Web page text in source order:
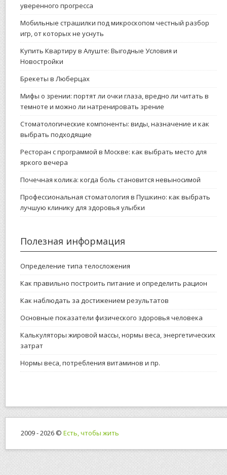
уверенного прогресса
Мобильные страшилки под микроскопом честный разбор
игр, от которых не уснуть
Купить Квартиру в Алуште: Выгодные Условия и
Новостройки
Брекеты в Люберцах
Мифы о зрении: портят ли очки глаза, вредно ли читать в
темноте и можно ли натренировать зрение
Стоматологические компоненты: виды, назначение и как
выбрать подходящие
Ресторан с программой в Москве: как выбрать место для
яркого вечера
Почечная колика: когда боль становится невыносимой
Профессиональная стоматология в Пушкино: как выбрать
лучшую клинику для здоровья улыбки
Полезная информация
Определение типа телосложения
Как правильно построить питание и определить рацион
Как наблюдать за достижением результатов
Основные показатели физического здоровья человека
Калькуляторы жировой массы, нормы веса, энергетических
затрат
Нормы веса, потребления витаминов и пр.
2009 - 2026 © Есть, чтобы жить